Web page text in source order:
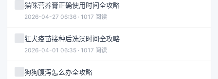
猫咪营养膏正确使用时间全攻略
2026-04-27 06:36 · 1017 阅读
狂犬疫苗接种后洗澡时间全攻略
2026-04-01 06:35 · 1017 阅读
狗狗腹泻怎么办全攻略